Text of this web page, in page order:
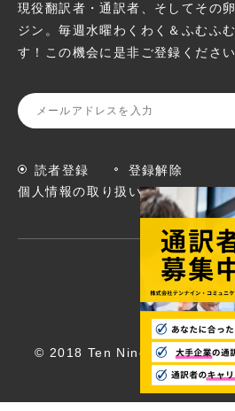
現役翻訳者・通訳者、そしてその
ジン。毎週水曜わくわく＆ふむふ
す！この機会に是非ご登録くださ
読者登録
登録解除
個人情報の取り扱いについて
© 2018 Ten Nine
reserved.